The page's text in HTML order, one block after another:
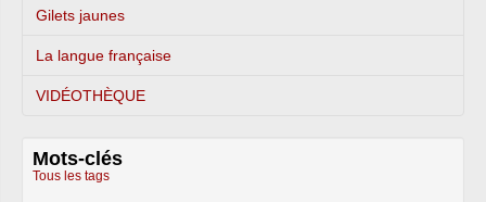
Gilets jaunes
La langue française
VIDÉOTHÈQUE
Mots-clés
Tous les tags